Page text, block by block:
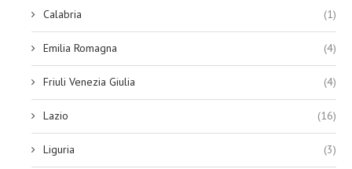
Calabria (1)
Emilia Romagna (4)
Friuli Venezia Giulia (4)
Lazio (16)
Liguria (3)